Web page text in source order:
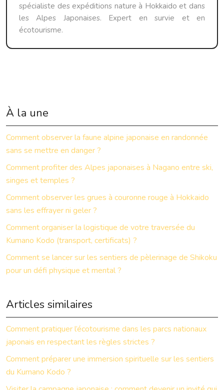
spécialiste des expéditions nature à Hokkaido et dans
les Alpes Japonaises. Expert en survie et en
écotourisme.
À la une
Comment observer la faune alpine japonaise en randonnée
sans se mettre en danger ?
Comment profiter des Alpes japonaises à Nagano entre ski,
singes et temples ?
Comment observer les grues à couronne rouge à Hokkaido
sans les effrayer ni geler ?
Comment organiser la logistique de votre traversée du
Kumano Kodo (transport, certificats) ?
Comment se lancer sur les sentiers de pèlerinage de Shikoku
pour un défi physique et mental ?
Articles similaires
Comment pratiquer l’écotourisme dans les parcs nationaux
japonais en respectant les règles strictes ?
Comment préparer une immersion spirituelle sur les sentiers
du Kumano Kodo ?